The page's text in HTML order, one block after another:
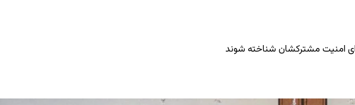
امنیت مشترکشان شناخته شوند